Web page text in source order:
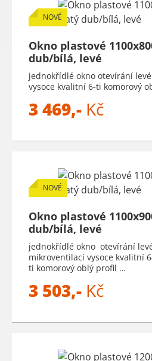
NOVÉ
Okno plastové
dub/bílá, levé
jednokřídlé okno otevírání
vysoce kvalitní 6-ti komorový
3 469,- Kč
NOVÉ
Okno plastové
dub/bílá, levé
jednokřídlé okno otevírání
mikroventilací vysoce kvalitní
ti komorový oblý profil …
3 503,- Kč